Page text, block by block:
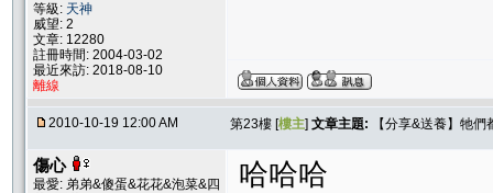
等級: 天神
威望: 2
文章: 12280
註冊時間: 2004-03-02
最近來訪: 2018-08-10
離線
2010-10-19 12:00 AM 第23樓 [樓主] 文章主題: 【分享&送養】牠
傷心
最愛: 弟弟&傻蛋&花花&泡菜&四
哈哈哈